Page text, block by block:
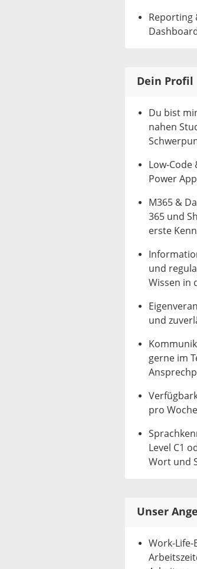
Reporting
Dein Profil
Du bist
nahen
Low-
Power
M365 &
365 und
erste
und
Wissen in
und
gerne im
pro
Level C1
Wort und
Unser
Work-Life-